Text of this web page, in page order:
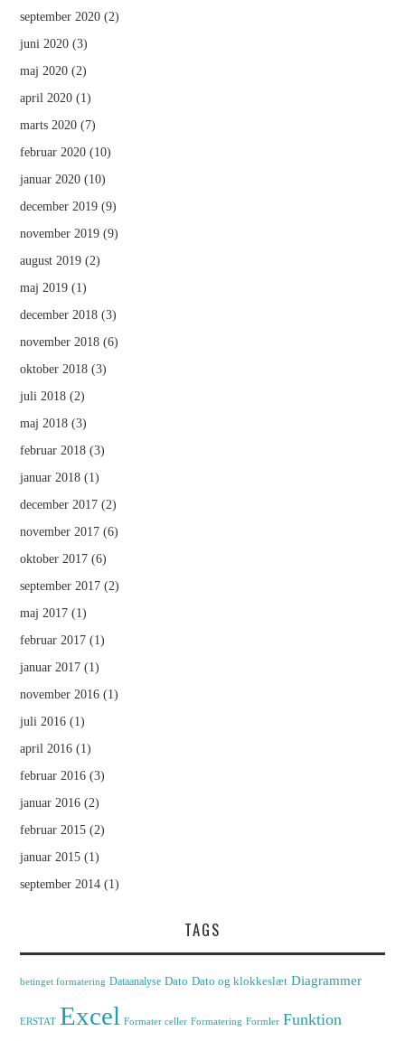
september 2020 (2)
juni 2020 (3)
maj 2020 (2)
april 2020 (1)
marts 2020 (7)
februar 2020 (10)
januar 2020 (10)
december 2019 (9)
november 2019 (9)
august 2019 (2)
maj 2019 (1)
december 2018 (3)
november 2018 (6)
oktober 2018 (3)
juli 2018 (2)
maj 2018 (3)
februar 2018 (3)
januar 2018 (1)
december 2017 (2)
november 2017 (6)
oktober 2017 (6)
september 2017 (2)
maj 2017 (1)
februar 2017 (1)
januar 2017 (1)
november 2016 (1)
juli 2016 (1)
april 2016 (1)
februar 2016 (3)
januar 2016 (2)
februar 2015 (2)
januar 2015 (1)
september 2014 (1)
TAGS
betinget formatering Dataanalyse Dato Dato og klokkeslæt Diagrammer
ERSTAT Excel Formater celler Formatering Formler Funktion